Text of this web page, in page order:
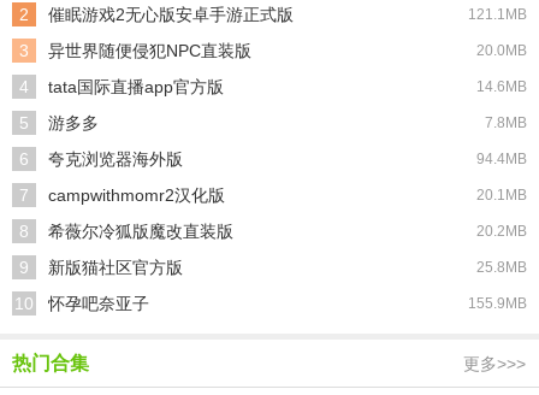
2 催眠游戏2无心版安卓手游正式版 121.1MB
3 异世界随便侵犯NPC直装版 20.0MB
4 tata国际直播app官方版 14.6MB
5 游多多 7.8MB
6 夸克浏览器海外版 94.4MB
7 campwithmomr2汉化版 20.1MB
8 希薇尔冷狐版魔改直装版 20.2MB
9 新版猫社区官方版 25.8MB
10 怀孕吧奈亚子 155.9MB
热门合集 更多>>>